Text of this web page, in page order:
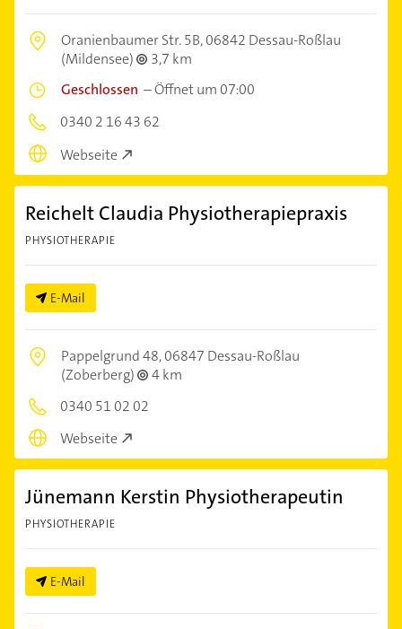
Oranienbaumer Str. 5B,06842 Dessau-Roßlau
(Mildensee)
3,7 km
Geschlossen –Öffnet um 07:00
0340 2 16 43 62
Webseite
Reichelt Claudia Physiotherapiepraxis
PHYSIOTHERAPIE
E-Mail
Pappelgrund 48,06847 Dessau-Roßlau
(Zoberberg)
4 km
0340 51 02 02
Webseite
Jünemann Kerstin Physiotherapeutin
PHYSIOTHERAPIE
E-Mail